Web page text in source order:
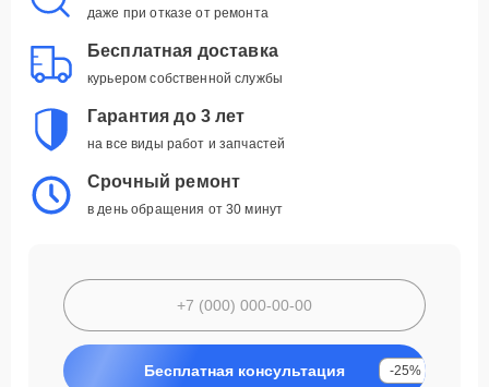
даже при отказе от ремонта
Бесплатная доставка
курьером собственной службы
Гарантия до 3 лет
на все виды работ и запчастей
Срочный ремонт
в день обращения от 30 минут
Бесплатная консультация -25%